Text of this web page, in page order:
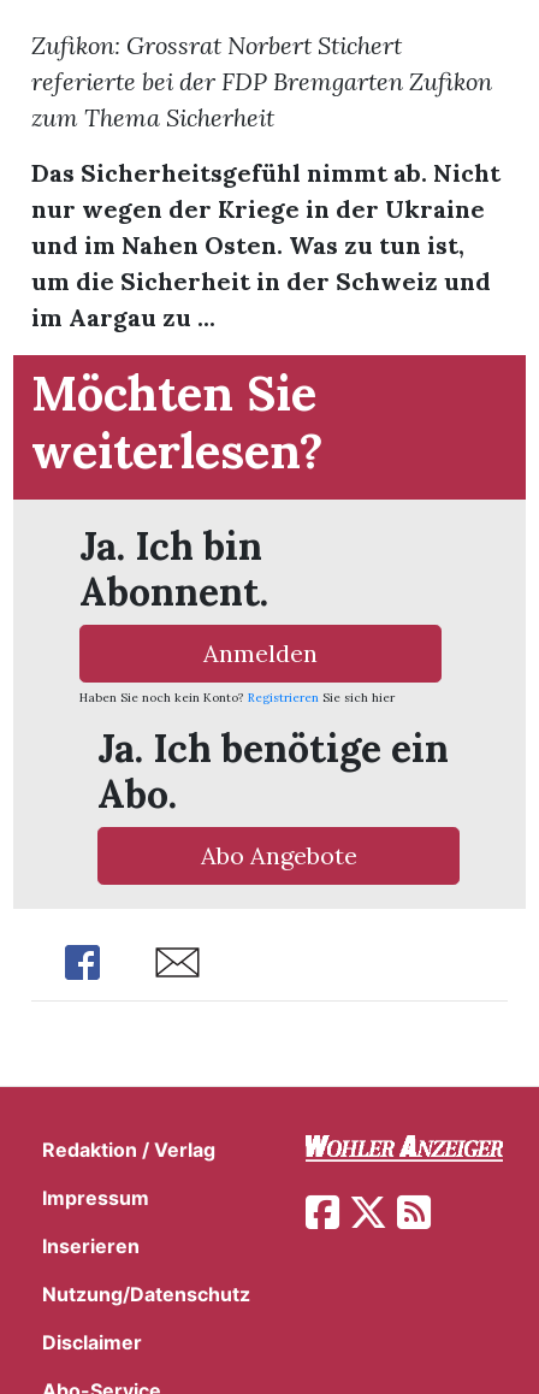
Zufikon: Grossrat Norbert Stichert
referierte bei der FDP Bremgarten Zufikon
zum Thema Sicherheit
Das Sicherheitsgefühl nimmt ab. Nicht
nur wegen der Kriege in der Ukraine
und im Nahen Osten. Was zu tun ist,
um die Sicherheit in der Schweiz und
im Aargau zu ...
Möchten Sie
weiterlesen?
Ja. Ich bin
Abonnent.
Anmelden
Haben Sie noch kein Konto? Registrieren Sie sich hier
Ja. Ich benötige ein
Abo.
Abo Angebote
Share Share
Redaktion / Verlag
Impressum
Inserieren
Nutzung/Datenschutz
Disclaimer